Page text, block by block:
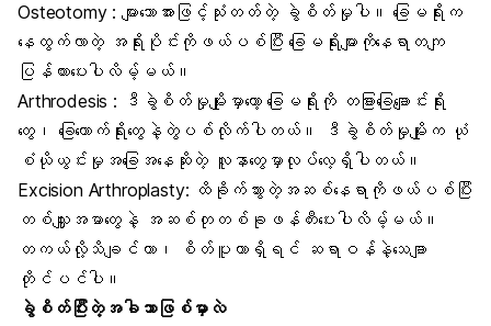
Osteotomy : များသောအားဖြင့်သုံးတတ်တဲ့ ခွဲစိတ်မှုပါ။ ခြေမရိုးက
နေထွက်လာတဲ့ အရိုးပိုင်းကိုဖယ်ပစ်ပြီး ခြေမရိုးများကိုနေရာတကျ
ပြန်ထားပေးပါလိမ့်မယ်။
Arthrodesis : ဒီခွဲစိတ်မှုမျိုးမှာတော့ ခြေမရိုးကို တခြားခြေချောင်းရိုး
တွေ၊ ခြေထောက်ရိုးတွေနဲ့တွဲပစ်လိုက်ပါတယ်။ ဒီခွဲစိတ်မှုမျိုးက ယုံ
စံယိုယွင်းမှုအခြေအနေဆိုးတဲ့ လူနာတွေမှာလုပ်လေ့ရှိပါတယ်။
Excision Arthroplasty: ထိခိုက်သွားတဲ့အဆစ်နေရာကိုဖယ်ပစ်ပြီး
တစ်သျှူးအမာတွေနဲ့ အဆစ်တုတစ်ခုဖန်တီးပေးပါလိမ့်မယ်။
တကယ်လို့သိချင်တာ၊ စိတ်ပူတာရှိရင် ဆရာဝန်နဲ့သေချာ
တိုင်ပင်ပါ။
ခွဲစိတ်ပြီးတဲ့အခါဘာဖြစ်မှာလဲ